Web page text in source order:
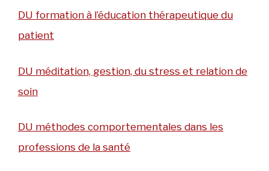
DU formation à l’éducation thérapeutique du
patient
DU méditation, gestion, du stress et relation de
soin
DU méthodes comportementales dans les
professions de la santé